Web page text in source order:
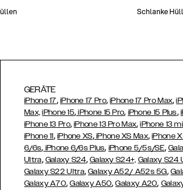
Schlanke
GERÄTE
iPhone 17, iPhone 17 Pro,iPhone 17 Pro Max,
Max, iPhone 15, iPhone 15 Pro, iPhone 15 Plus,
iPhone 13 Pro,iPhone 13 Pro Max,iPhone 13
iPhone 11, iPhone XS,iPhone XS Max,iPhone
6/6s, iPhone 6/6s Plus, iPhone 5/5s/SE,
Ultra, Galaxy S24, Galaxy S24+, Galaxy S24
Galaxy S22 Ultra,Galaxy A52/ A52s 5G,
Galaxy A70,Galaxy A50,Galaxy A20,